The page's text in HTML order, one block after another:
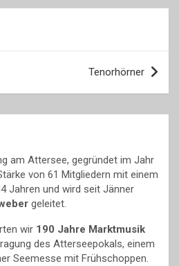
Tenorhörner
am Attersee, gegründet im Jahr
von 61 Mitgliedern mit einem
Jahren und wird seit Jänner
geleitet.
wir 190 Jahre Marktmusik
des Atterseepokals, einem
Seemesse mit Frühschoppen.